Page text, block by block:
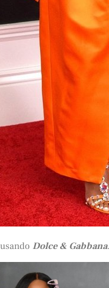
usando Dolce & Gabbana.